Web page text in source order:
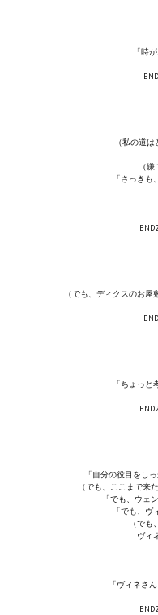
Divinity Original Sin
Dragon Age: Inquisition
Star Wars Jedi Knight:
Star Wars Knights of the
Star Wars Knights of the
「時
（私の道
（
「さっきも
（でも、ディクスのお屋
「ちょっと
「自分の役目をし
（でも、ここまで来
「でも、ウェ
「でも、ヴ
（でも
ヴィ
「ヴィネさ